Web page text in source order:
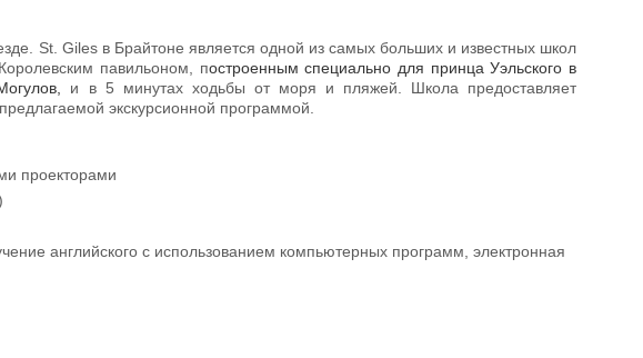
St. Giles в Брайтоне является одной из самых больших и известных школ
павильоном, построенным специально для принца Уэльского в
и в 5 минутах ходьбы от моря и пляжей. Школа предоставляет
экскурсионной программой.
проекторами
английского с использованием компьютерных программ, электронная